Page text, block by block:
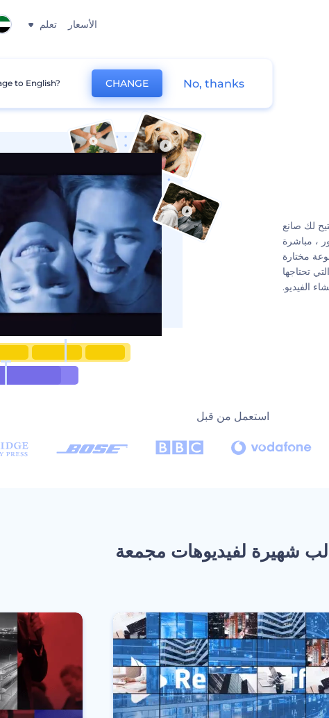
الأسعار تعلم
لك صانع
، مباشرة
مختارة
تحتاجها
الفيديو.‬
‫استعمل من قبل‬
شهيرة لفيديوهات مجمعة‬
to English? CHANGE No, thanks